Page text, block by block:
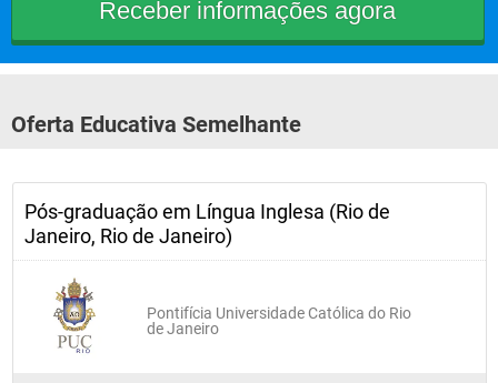
Oferta Educativa Semelhante
Pós-graduação em Língua Inglesa (Rio de
Janeiro, Rio de Janeiro)
Pontifícia Universidade Católica do Rio
de Janeiro